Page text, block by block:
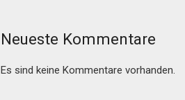
Neueste Kommentare
Es sind keine Kommentare vorhanden.